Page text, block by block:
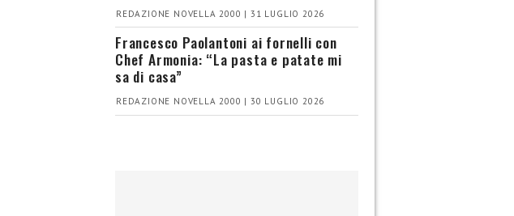
REDAZIONE NOVELLA 2000 | 31 LUGLIO 2026
Francesco Paolantoni ai fornelli con
Chef Armonia: “La pasta e patate mi
sa di casa”
REDAZIONE NOVELLA 2000 | 30 LUGLIO 2026